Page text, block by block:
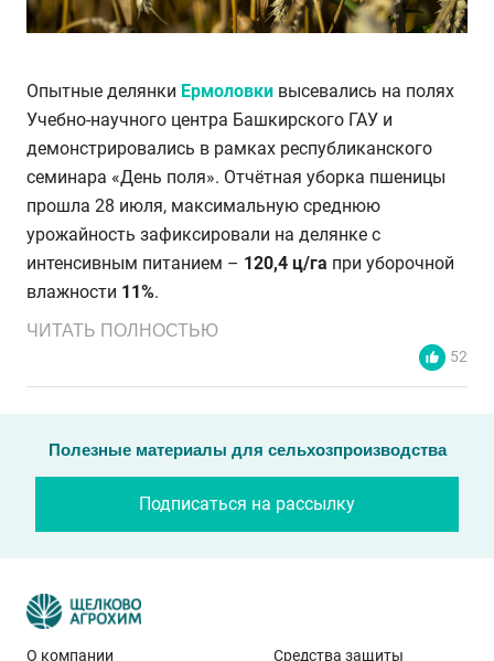
Опытные делянки Ермоловки высевались на полях
Учебно-научного центра Башкирского ГАУ и
демонстрировались в рамках республиканского
семинара «День поля». Отчётная уборка пшеницы
прошла 28 июля, максимальную среднюю
урожайность зафиксировали на делянке с
интенсивным питанием – 120,4 ц/га при уборочной
влажности 11%.
ЧИТАТЬ ПОЛНОСТЬЮ
52
Полезные материалы для сельхозпроизводства
Подписаться на рассылку
О компании
Средства защиты